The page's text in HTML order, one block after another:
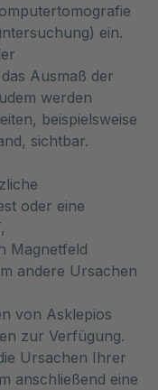
ein.
Ausmaß der
werden
beispielsweise
sichtbar.
oder eine
Magnetfeld
andere Ursachen
von Asklepios
zur Verfügung.
Ursachen Ihrer
anschließend eine